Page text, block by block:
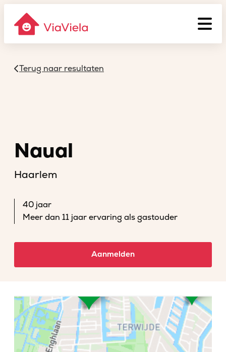
Terug naar resultaten
Naual
Haarlem
40 jaar
Meer dan 11 jaar ervaring als gastouder
Aanmelden